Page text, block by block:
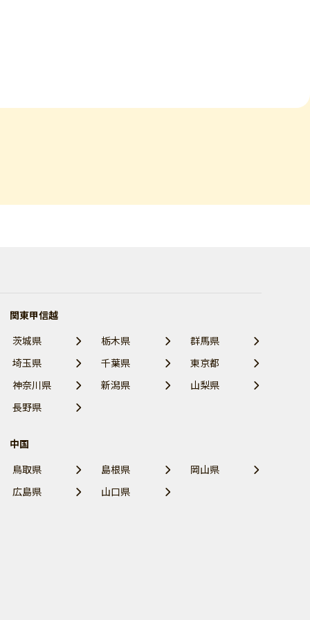
関東甲信越
茨城県
栃木県
群馬県
埼玉県
千葉県
東京都
神奈川県
新潟県
山梨県
長野県
中国
鳥取県
島根県
岡山県
広島県
山口県